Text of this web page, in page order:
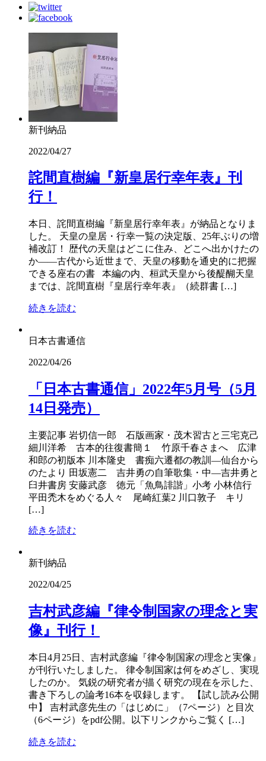
新刊納品
2022/04/27
詫間直樹編『新皇居行幸年表』刊
行！
本日、詫間直樹編『新皇居行幸年表』が納品となりま
した。 天皇の皇居・行幸一覧の決定版、25年ぶりの増
補改訂！ 歴代の天皇はどこに住み、どこへ出かけたの
か――古代から近世まで、天皇の移動を通史的に把握
できる座右の書 本編の内、桓武天皇から後醍醐天皇
までは、詫間直樹『皇居行幸年表』（続群書 […]
続きを読む
日本古書通信
2022/04/26
「日本古書通信」2022年5月号（5月
14日発売）
主要記事 岩切信一郎 石版画家・茂木習古と三宅克己
細川洋希 古本的往復書簡１ 竹原千春さまへ 広津
和郎の初版本 川本隆史 書痴六遷都の教訓―仙台から
のたより 田坂憲二 吉井勇の自筆歌集・中―吉井勇と
臼井書房 安藤武彦 徳元「魚鳥誹諧」小考 小林信行
平田禿木をめぐる人々 尾崎紅葉2 川口敦子 キリ
[…]
続きを読む
新刊納品
2022/04/25
吉村武彦編『律令制国家の理念と実
像』刊行！
本日4月25日、吉村武彦編『律令制国家の理念と実像』
が刊行いたしました。 律令制国家は何をめざし、実現
したのか。 気鋭の研究者が描く研究の現在を示した、
書き下ろしの論考16本を収録します。 【試し読み公開
中】 吉村武彦先生の「はじめに」（7ページ）と目次
（6ページ）をpdf公開。以下リンクからご覧く […]
続きを読む